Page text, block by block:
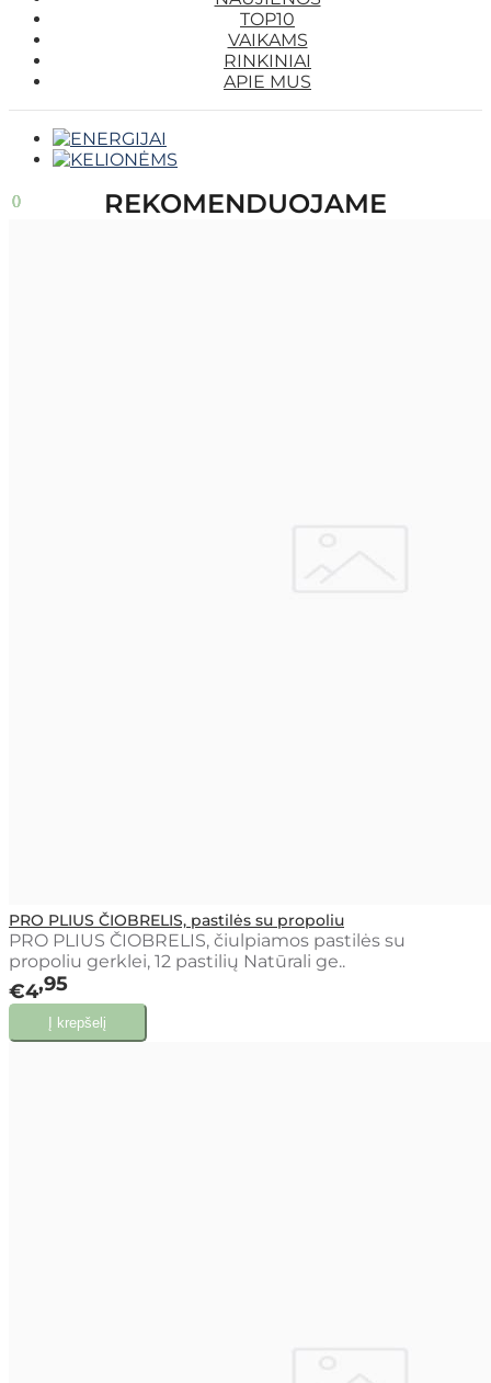
TOP10
VAIKAMS
RINKINIAI
APIE MUS
REKOMENDUOJAME
PRO PLIUS ČIOBRELIS, pastilės su propoliu
PRO PLIUS ČIOBRELIS, čiulpiamos pastilės su
propoliu gerklei, 12 pastilių Natūrali ge..
€4 95